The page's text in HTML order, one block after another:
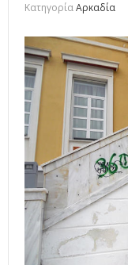
ΚατηγορίαΑρκαδία